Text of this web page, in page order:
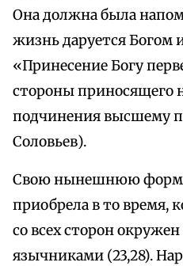
Она должна была
жизнь даруется Богом
«Принесение Богу
стороны приносящего
подчинения высшему
Соловьев).
Свою нынешнюю
приобрела в то время,
со всех сторон
язычниками (23,28).